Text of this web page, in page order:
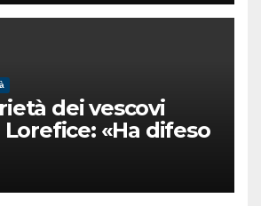
dei vescovi
Lorefice: «Ha difeso
la dignità